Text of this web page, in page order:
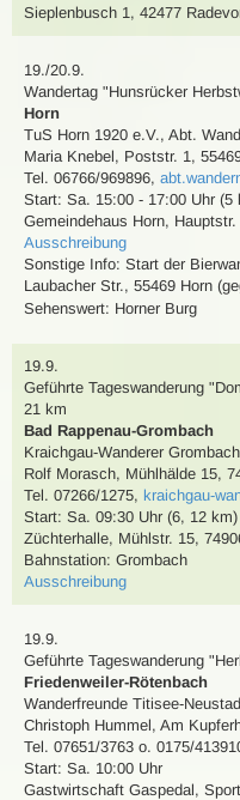
Sieplenbusch 1, 42477
19./20.9.
Wandertag "Hunsrücker
Horn
TuS Horn 1920 e.V., Abt.
Maria Knebel, Poststr. 1,
Tel. 06766/969896,
Start: Sa. 15:00 - 17:00 Uhr
Gemeindehaus Horn,
Ausschreibung
Sonstige Info: Start der
Laubacher Str., 55469 Horn
Sehenswert: Horner Burg
19.9.
Geführte Tageswanderung
21 km
Bad Rappenau-Grombach
Kraichgau-Wanderer
Rolf Morasch, Mühlhälde 15,
Tel. 07266/1275, kraichgau-
Start: Sa. 09:30 Uhr (6, 12
Züchterhalle, Mühlstr. 15,
Bahnstation: Grombach
Ausschreibung
19.9.
Geführte Tageswanderung
Friedenweiler-Rötenbach
Wanderfreunde Titisee-
Christoph Hummel, Am
Tel. 07651/3763 o. 0175/
Start: Sa. 10:00 Uhr
Gastwirtschaft Gaspedal,